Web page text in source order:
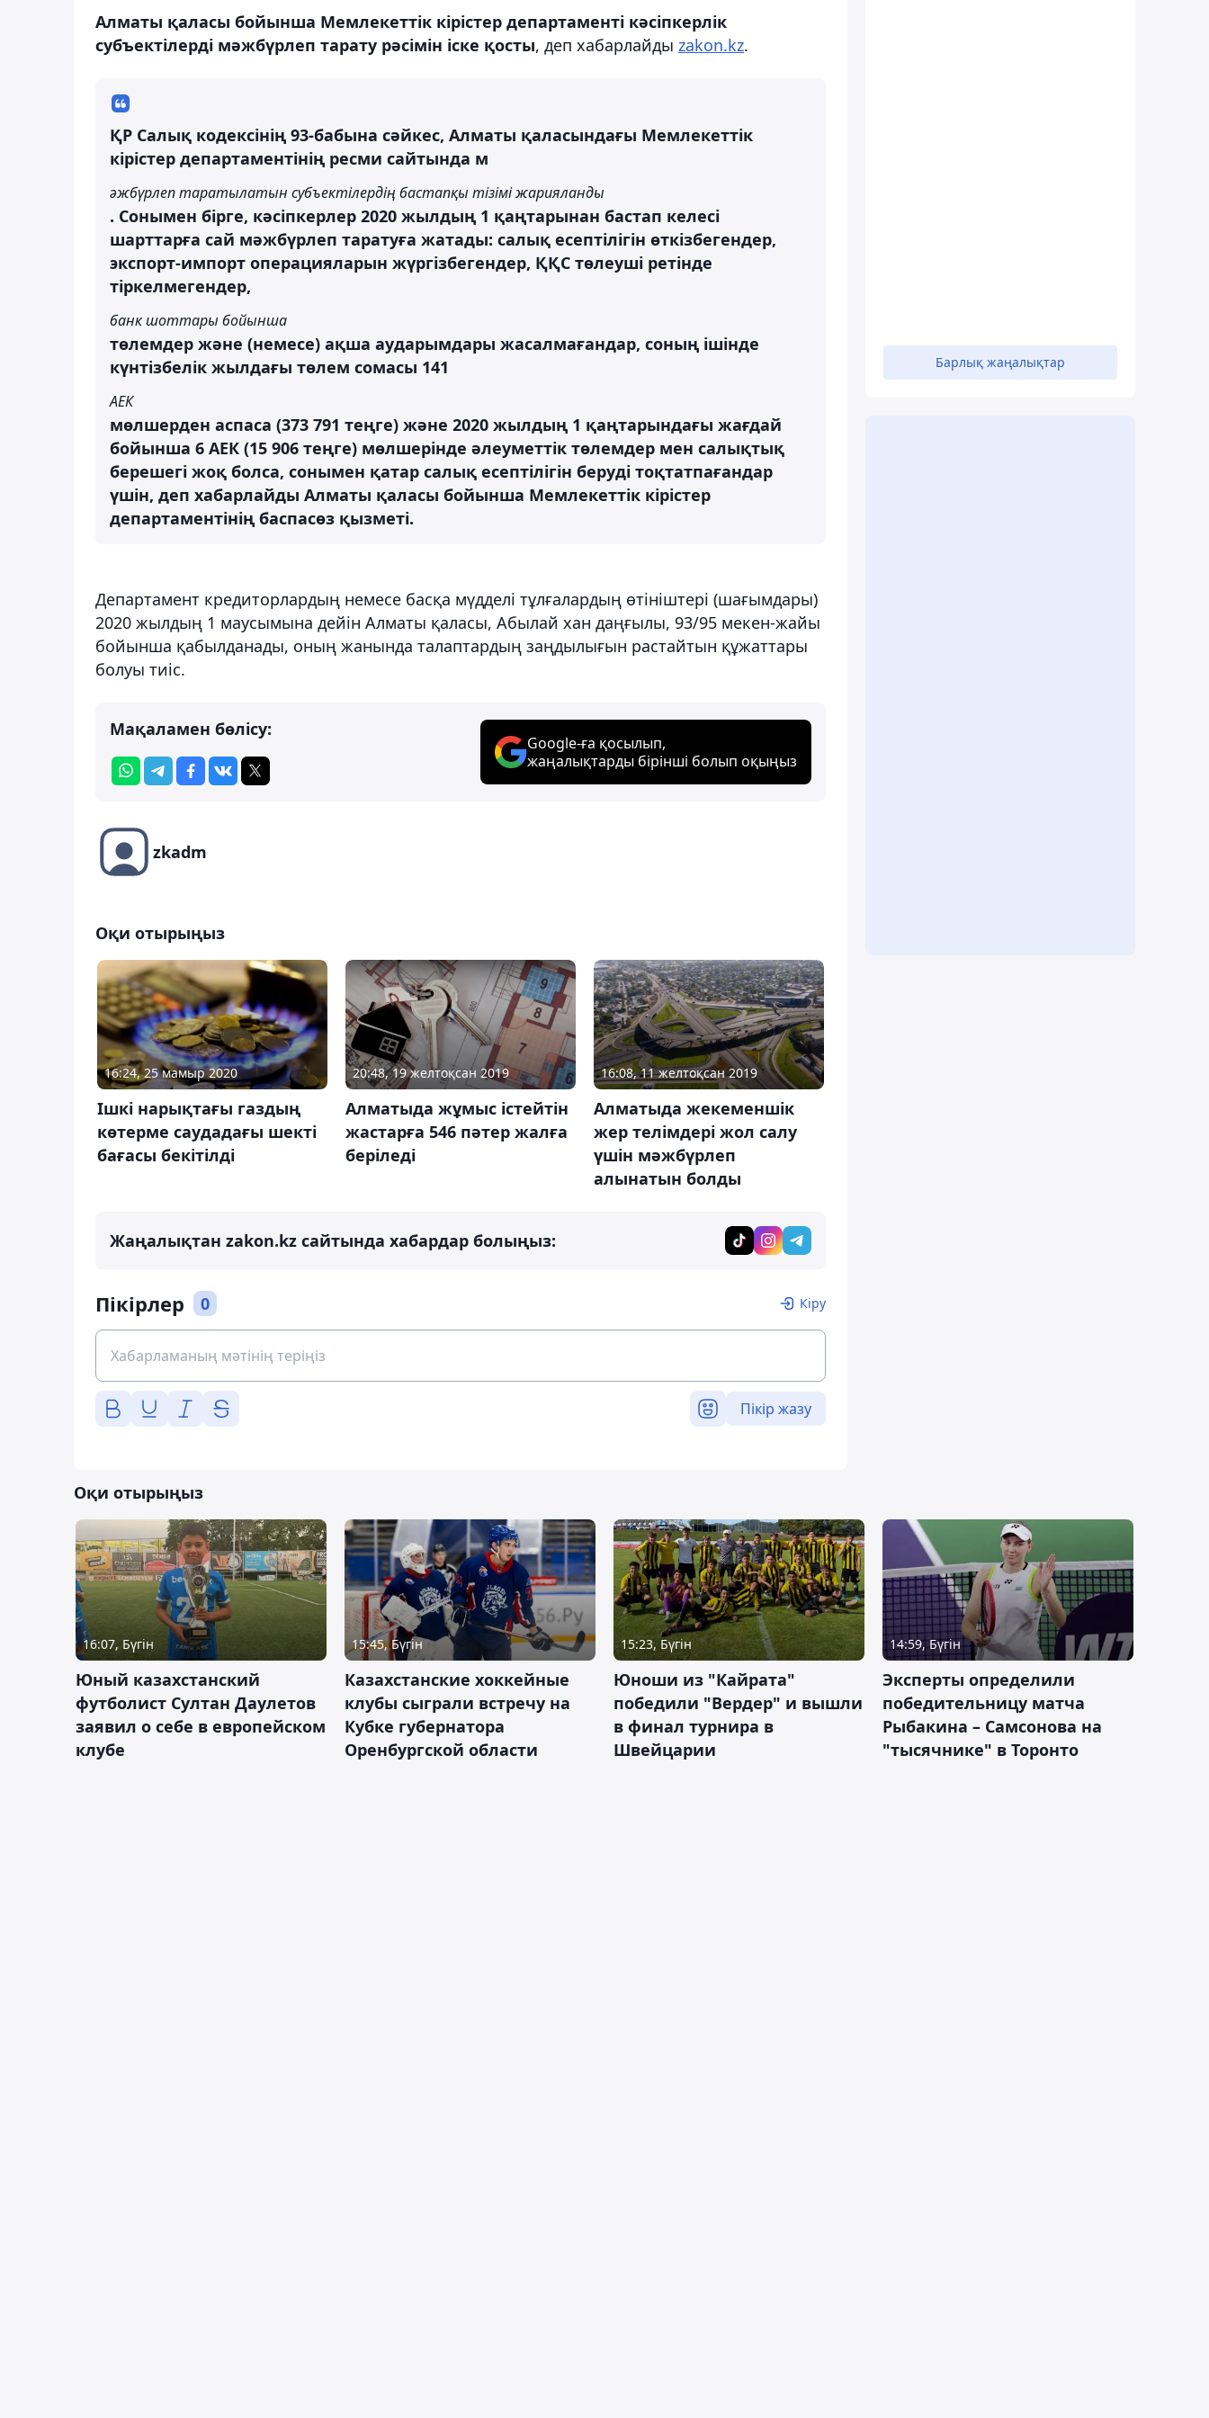
Алматы қаласы бойынша Мемлекеттік кірістер департаменті кәсіпкерлік
субъектілерді мәжбүрлеп тарату рәсімін іске қосты, деп хабарлайды zakon.kz.
ҚР Салық кодексінің 93-бабына сәйкес, Алматы қаласындағы Мемлекеттік
кірістер департаментінің ресми сайтында м
әжбүрлеп таратылатын субъектілердің бастапқы тізімі жарияланды
. Сонымен бірге, кәсіпкерлер 2020 жылдың 1 қаңтарынан бастап келесі
шарттарға сай мәжбүрлеп таратуға жатады: салық есептілігін өткізбегендер,
экспорт-импорт операцияларын жүргізбегендер, ҚҚС төлеуші ​​ретінде
тіркелмегендер,
банк шоттары бойынша
төлемдер және (немесе) ақша аударымдары жасалмағандар, соның ішінде
күнтізбелік жылдағы төлем сомасы 141
АЕК
мөлшерден аспаса (373 791 теңге) және 2020 жылдың 1 қаңтарындағы жағдай
бойынша 6 АЕК (15 906 теңге) мөлшерінде әлеуметтік төлемдер мен салықтық
берешегі жоқ болса, сонымен қатар салық есептілігін беруді тоқтатпағандар
үшін, деп хабарлайды Алматы қаласы бойынша Мемлекеттік кірістер
департаментінің баспасөз қызметі.
Департамент кредиторлардың немесе басқа мүдделі тұлғалардың өтініштері (шағымдары)
2020 жылдың 1 маусымына дейін Алматы қаласы, Абылай хан даңғылы, 93/95 мекен-жайы
бойынша қабылданады, оның жанында талаптардың заңдылығын растайтын құжаттары
болуы тиіс.
Мақаламен бөлісу:
Google-ға қосылып,
жаңалықтарды бірінші болып оқыңыз
zkadm
Оқи отырыңыз
16:24, 25 мамыр 2020
Ішкі нарықтағы газдың
көтерме саудадағы шекті
бағасы бекітілді
20:48, 19 желтоқсан 2019
Алматыда жұмыс істейтін
жастарға 546 пәтер жалға
беріледі
16:08, 11 желтоқсан 2019
Алматыда жекеменшік
жер телімдері жол салу
үшін мәжбүрлеп
алынатын болды
Жаңалықтан zakon.kz сайтында хабардар болыңыз:
Пікірлер 0 Кіру
Пікір жазу
Барлық жаңалықтар
Оқи отырыңыз
16:07, Бүгін
Юный казахстанский
футболист Султан Даулетов
заявил о себе в европейском
клубе
15:45, Бүгін
Казахстанские хоккейные
клубы сыграли встречу на
Кубке губернатора
Оренбургской области
15:23, Бүгін
Юноши из "Кайрата"
победили "Вердер" и вышли
в финал турнира в
Швейцарии
14:59, Бүгін
Эксперты определили
победительницу матча
Рыбакина – Самсонова на
"тысячнике" в Торонто